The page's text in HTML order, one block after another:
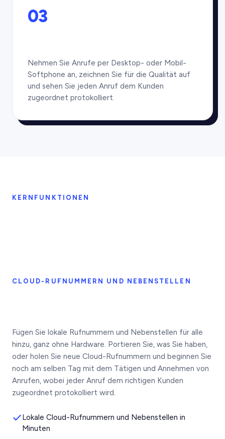
03
Nehmen Sie Anrufe per Desktop- oder Mobil-
Softphone an, zeichnen Sie für die Qualität auf
und sehen Sie jeden Anruf dem Kunden
zugeordnet protokolliert.
KERNFUNKTIONEN
CLOUD-RUFNUMMERN UND NEBENSTELLEN
Fügen Sie lokale Rufnummern und Nebenstellen für alle
hinzu, ganz ohne Hardware. Portieren Sie, was Sie haben,
oder holen Sie neue Cloud-Rufnummern und beginnen Sie
noch am selben Tag mit dem Tätigen und Annehmen von
Anrufen, wobei jeder Anruf dem richtigen Kunden
zugeordnet protokolliert wird.
Lokale Cloud-Rufnummern und Nebenstellen in
Minuten